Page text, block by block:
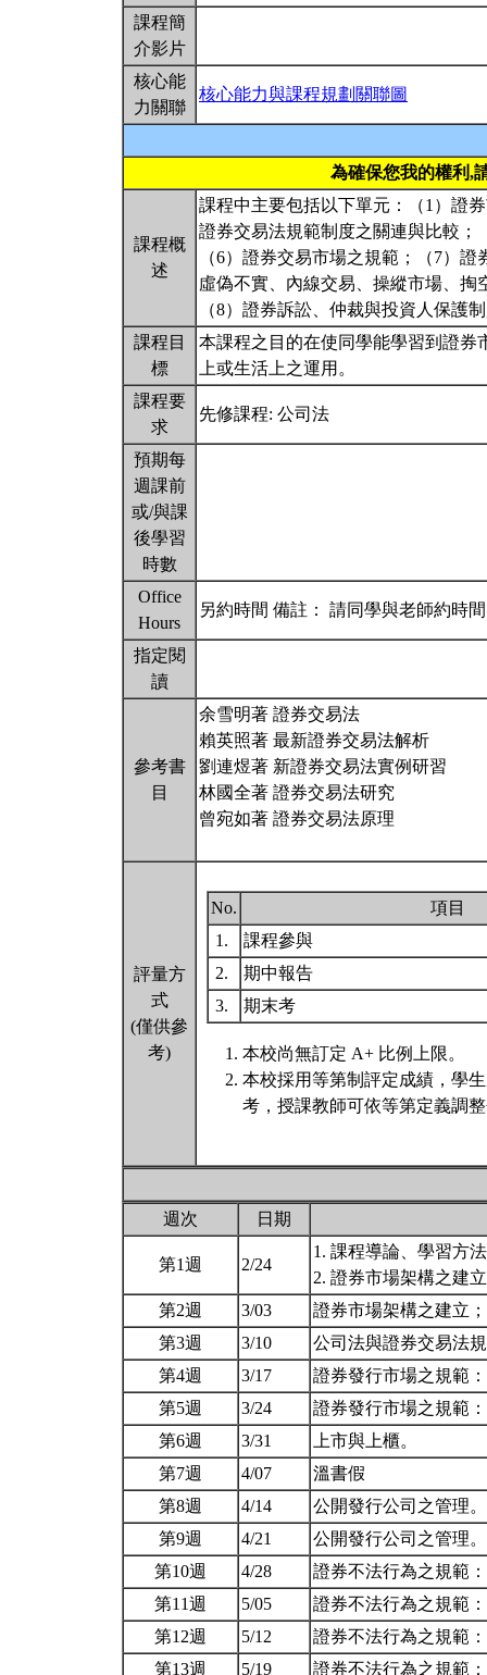
課程簡
介影片
核心能
力關聯
核心能力與課程規劃關聯圖
為確保您我的權利,
課程概
述
課程中主要包括以下單元：（1）證
證券交易法規範制度之關連與比較；
（6）證券交易市場之規範；（7）
虛偽不實、內線交易、操縱市場、掏
（8）證券訴訟、仲裁與投資人保護
課程目
標
本課程之目的在使同學能學習到證券
上或生活上之運用。
課程要
求
先修課程: 公司法
預期每
週課前
或/與課
後學習
時數
Office
Hours
另約時間 備註： 請同學與老師約時
指定閱
讀
參考書
目
余雪明著 證券交易法
賴英照著 最新證券交易法解析
劉連煜著 新證券交易法實例研習
林國全著 證券交易法研究
曾宛如著 證券交易法原理
評量方
式
(僅供參
考)
No.
項目
1.
課程參與
2.
期中報告
3.
期末考
本校尚無訂定 A+ 比例上限。
本校採用等第制評定成績，學
考，授課教師可依等第定義調
週次 日期
第1週 2/24
1. 課程導論、學習方
2. 證券市場架構之建
第2週
3/03
證券市場架構之建立
第3週
3/10
公司法與證券交易法
第4週
3/17
證券發行市場之規範
第5週
3/24
證券發行市場之規範
第6週
3/31
上市與上櫃。
第7週
4/07
溫書假
第8週
4/14
公開發行公司之管理
第9週
4/21
公開發行公司之管理
第10週
4/28
證券不法行為之規範
第11週
5/05
證券不法行為之規範
第12週
5/12
證券不法行為之規範
第13週
5/19 證券不法行為之規範